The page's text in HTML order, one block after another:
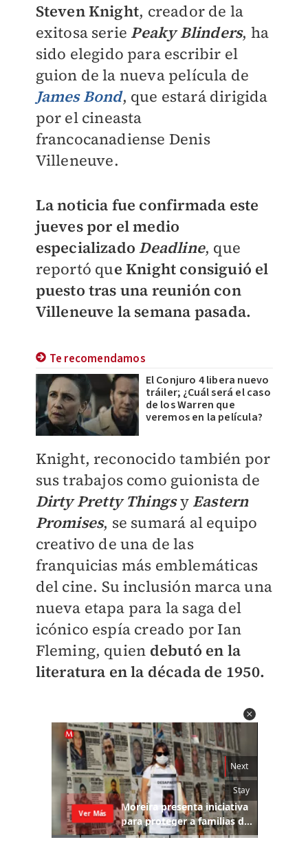
Steven Knight, creador de la
exitosa serie Peaky Blinders, ha
sido elegido para escribir el
guion de la nueva película de
James Bond, que estará dirigida
por el cineasta
francocanadiense Denis
Villeneuve.
La noticia fue confirmada este
jueves por el medio
especializado Deadline, que
reportó que Knight consiguió el
puesto tras una reunión con
Villeneuve la semana pasada.
Te recomendamos
El Conjuro 4 libera nuevo
tráiler; ¿Cuál será el caso
de los Warren que
veremos en la película?
Knight, reconocido también por
sus trabajos como guionista de
Dirty Pretty Thingsy Eastern
Promises, se sumará al equipo
creativo de una de las
franquicias más emblemáticas
del cine. Su inclusión marca una
nueva etapa para la saga del
icónico espía creado por Ian
Fleming, quien debutó en la
literatura en la década de 1950.